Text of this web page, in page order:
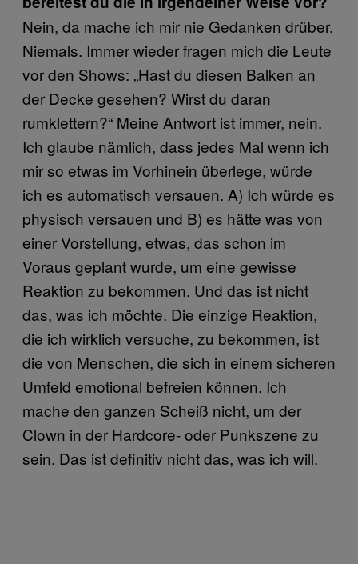
Nein, da mache ich mir nie Gedanken drüber.
Niemals. Immer wieder fragen mich die Leute
vor den Shows: „Hast du diesen Balken an
der Decke gesehen? Wirst du daran
rumklettern?“ Meine Antwort ist immer, nein.
Ich glaube nämlich, dass jedes Mal wenn ich
mir so etwas im Vorhinein überlege, würde
ich es automatisch versauen. A) Ich würde es
physisch versauen und B) es hätte was von
einer Vorstellung, etwas, das schon im
Voraus geplant wurde, um eine gewisse
Reaktion zu bekommen. Und das ist nicht
das, was ich möchte. Die einzige Reaktion,
die ich wirklich versuche, zu bekommen, ist
die von Menschen, die sich in einem sicheren
Umfeld emotional befreien können. Ich
mache den ganzen Scheiß nicht, um der
Clown in der Hardcore- oder Punkszene zu
sein. Das ist definitiv nicht das, was ich will.